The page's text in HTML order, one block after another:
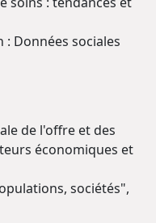
: Données sociales
de l'offre et des
économiques et
sociétés",